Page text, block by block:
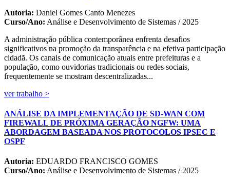
Autoria: Daniel Gomes Canto Menezes
Curso/Ano: Análise e Desenvolvimento de Sistemas / 2025
A administração pública contemporânea enfrenta desafios
significativos na promoção da transparência e na efetiva participação
cidadã. Os canais de comunicação atuais entre prefeituras e a
população, como ouvidorias tradicionais ou redes sociais,
frequentemente se mostram descentralizadas...
ver trabalho >
ANÁLISE DA IMPLEMENTAÇÃO DE SD-WAN COM
FIREWALL DE PRÓXIMA GERAÇÃO NGFW: UMA
ABORDAGEM BASEADA NOS PROTOCOLOS IPSEC E
OSPF
Autoria: EDUARDO FRANCISCO GOMES
Curso/Ano: Análise e Desenvolvimento de Sistemas / 2025